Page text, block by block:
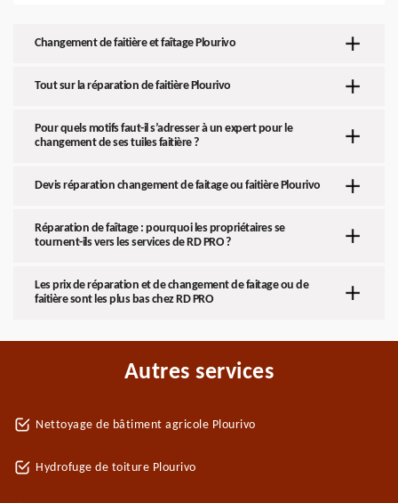
Changement de faitière et faîtage Plourivo
Tout sur la réparation de faitière Plourivo
Pour quels motifs faut-il s’adresser à un expert pour le
changement de ses tuiles faitière ?
Devis réparation changement de faitage ou faitière Plourivo
Réparation de faîtage : pourquoi les propriétaires se
tournent-ils vers les services de RD PRO ?
Les prix de réparation et de changement de faitage ou de
faitière sont les plus bas chez RD PRO
Autres services
Nettoyage de bâtiment agricole Plourivo
Hydrofuge de toiture Plourivo